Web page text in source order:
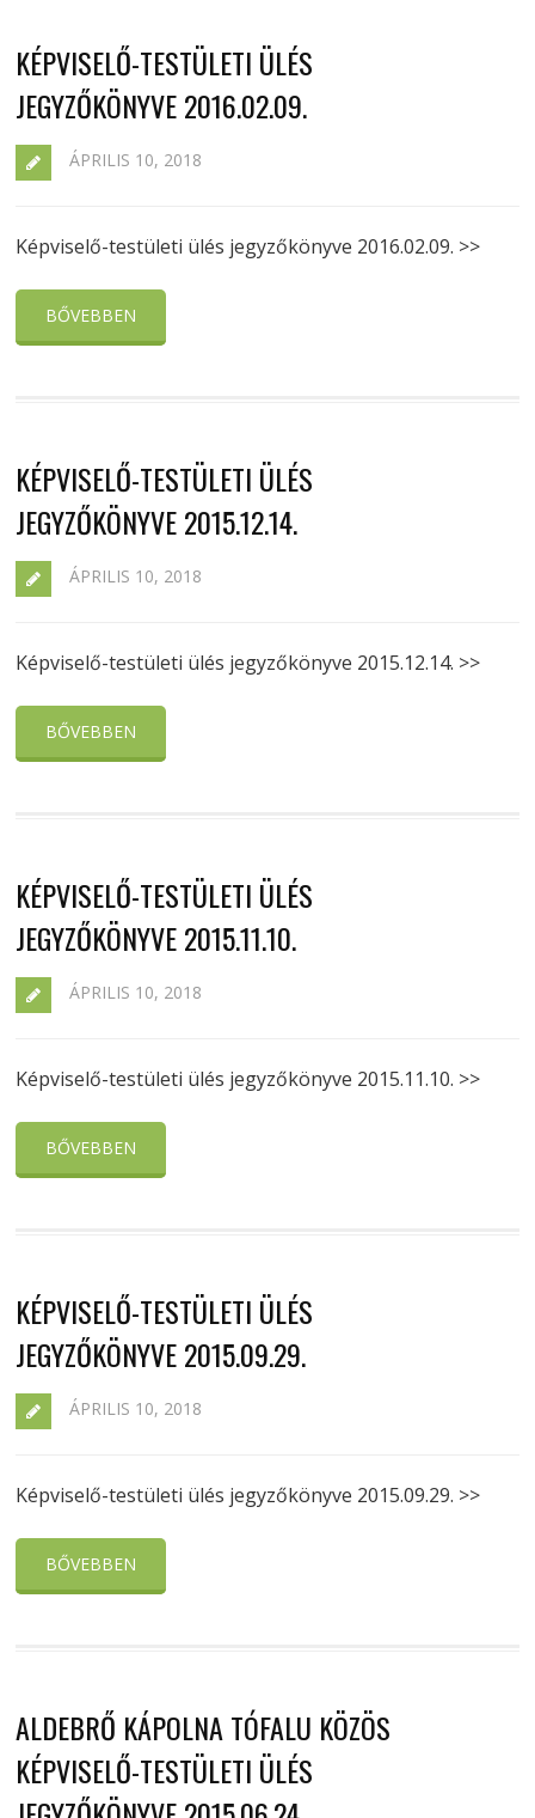
KÉPVISELŐ-TESTÜLETI ÜLÉS
JEGYZŐKÖNYVE 2016.02.09.
ÁPRILIS 10, 2018
Képviselő-testületi ülés jegyzőkönyve 2016.02.09. >>
BŐVEBBEN
KÉPVISELŐ-TESTÜLETI ÜLÉS
JEGYZŐKÖNYVE 2015.12.14.
ÁPRILIS 10, 2018
Képviselő-testületi ülés jegyzőkönyve 2015.12.14. >>
BŐVEBBEN
KÉPVISELŐ-TESTÜLETI ÜLÉS
JEGYZŐKÖNYVE 2015.11.10.
ÁPRILIS 10, 2018
Képviselő-testületi ülés jegyzőkönyve 2015.11.10. >>
BŐVEBBEN
KÉPVISELŐ-TESTÜLETI ÜLÉS
JEGYZŐKÖNYVE 2015.09.29.
ÁPRILIS 10, 2018
Képviselő-testületi ülés jegyzőkönyve 2015.09.29. >>
BŐVEBBEN
ALDEBRŐ KÁPOLNA TÓFALU KÖZÖS
KÉPVISELŐ-TESTÜLETI ÜLÉS